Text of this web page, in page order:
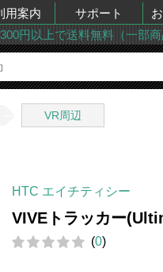
用案内 サポート
円以上で送料無料（一部
VR周辺
HTC エイチティシー
VIVEトラッカー
(0)